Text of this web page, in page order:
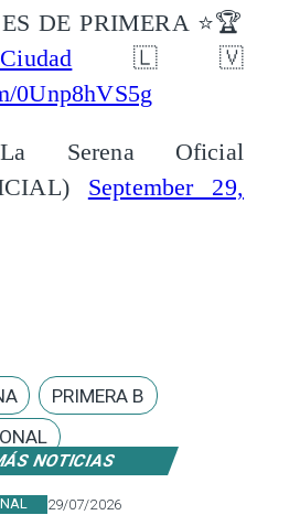
NOTICIAS
29/07/2026
DE PRIMERA ⭐️🏆
🇱🇻
0Unp8hVS5g
Serena Oficial
September 29,
PRIMERA B